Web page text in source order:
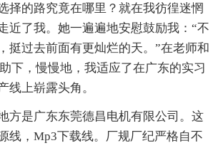
择的路究竟在哪里？就在我彷徨迷惘
近了我。她一遍遍地安慰鼓励我：“不
挺过去前面有更灿烂的天。”在老师和
下，慢慢地，我适应了在广东的实习
线上崭露头角。
是广东东莞德昌电机有限公司。这
线，Mp3下载线。厂规厂纪严格自不